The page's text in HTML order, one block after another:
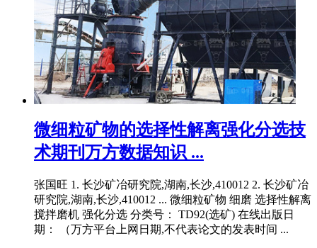
微细粒矿物的选择性解离强化分选技
术期刊万方数据知识 ...
张国旺 1. 长沙矿冶研究院,湖南,长沙,410012 2. 长沙矿冶
研究院,湖南,长沙,410012 ... 微细粒矿物 细磨 选择性解离
搅拌磨机 强化分选 分类号： TD92(选矿) 在线出版日
期： （万方平台上网日期,不代表论文的发表时间 ...